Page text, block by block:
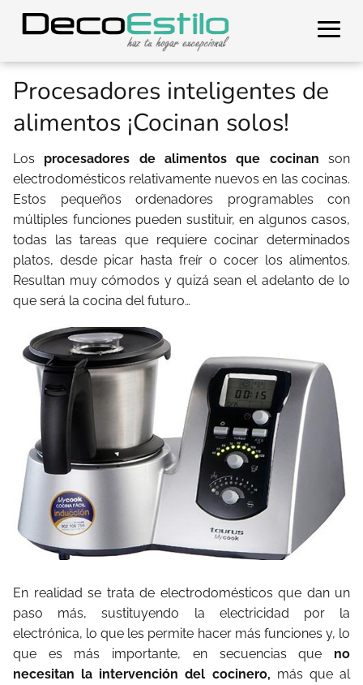
Procesadores inteligentes de
alimentos ¡Cocinan solos!
Los procesadores de alimentos que cocinan son
electrodomésticos relativamente nuevos en las cocinas.
Estos pequeños ordenadores programables con
múltiples funciones pueden sustituir, en algunos casos,
todas las tareas que requiere cocinar determinados
platos, desde picar hasta freír o cocer los alimentos.
Resultan muy cómodos y quizá sean el adelanto de lo
que será la cocina del futuro…
En realidad se trata de electrodomésticos que dan un
paso más, sustituyendo la electricidad por la
electrónica, lo que les permite hacer más funciones y, lo
que es más importante, en secuencias que no
necesitan la intervención del cocinero, más que al